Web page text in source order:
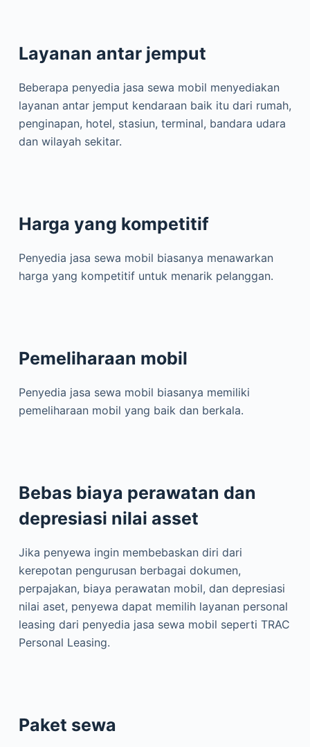
Layanan antar jemput
Beberapa penyedia jasa sewa mobil menyediakan
layanan antar jemput kendaraan baik itu dari rumah,
penginapan, hotel, stasiun, terminal, bandara udara
dan wilayah sekitar.
Harga yang kompetitif
Penyedia jasa sewa mobil biasanya menawarkan
harga yang kompetitif untuk menarik pelanggan.
Pemeliharaan mobil
Penyedia jasa sewa mobil biasanya memiliki
pemeliharaan mobil yang baik dan berkala.
Bebas biaya perawatan dan
depresiasi nilai asset
Jika penyewa ingin membebaskan diri dari
kerepotan pengurusan berbagai dokumen,
perpajakan, biaya perawatan mobil, dan depresiasi
nilai aset, penyewa dapat memilih layanan personal
leasing dari penyedia jasa sewa mobil seperti TRAC
Personal Leasing.
Paket sewa